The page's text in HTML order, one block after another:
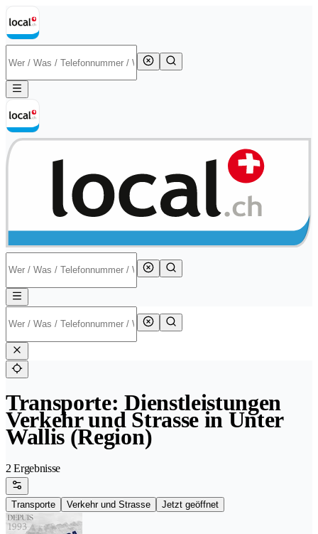
Transporte: Dienstleistungen
Verkehr und Strasse in Unter
Wallis (Region)
2 Ergebnisse
Transporte Verkehr und Strasse Jetzt geöffnet